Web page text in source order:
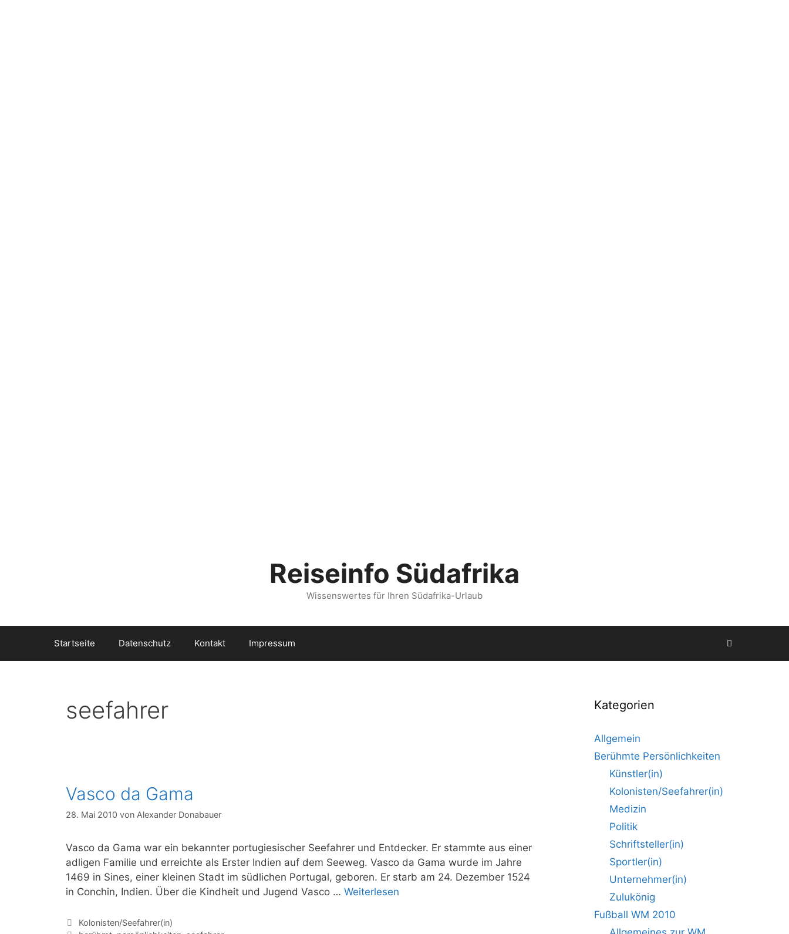
Reiseinfo Südafrika
Wissenswertes für Ihren Südafrika-Urlaub
Startseite Datenschutz Kontakt Impressum
seefahrer
Vasco da Gama
28. Mai 2010 von Alexander Donabauer
Vasco da Gama war ein bekannter portugiesischer Seefahrer und Entdecker. Er stammte aus einer
adligen Familie und erreichte als Erster Indien auf dem Seeweg. Vasco da Gama wurde im Jahre
1469 in Sines, einer kleinen Stadt im südlichen Portugal, geboren. Er starb am 24. Dezember 1524
in Conchin, Indien. Über die Kindheit und Jugend Vasco … Weiterlesen
Kategorien
Kolonisten/Seefahrer(in)
Kategorien
Allgemein
Berühmte Persönlichkeiten
Künstler(in)
Kolonisten/Seefahrer(in)
Medizin
Politik
Schriftsteller(in)
Sportler(in)
Unternehmer(in)
Zulukönig
Fußball WM 2010